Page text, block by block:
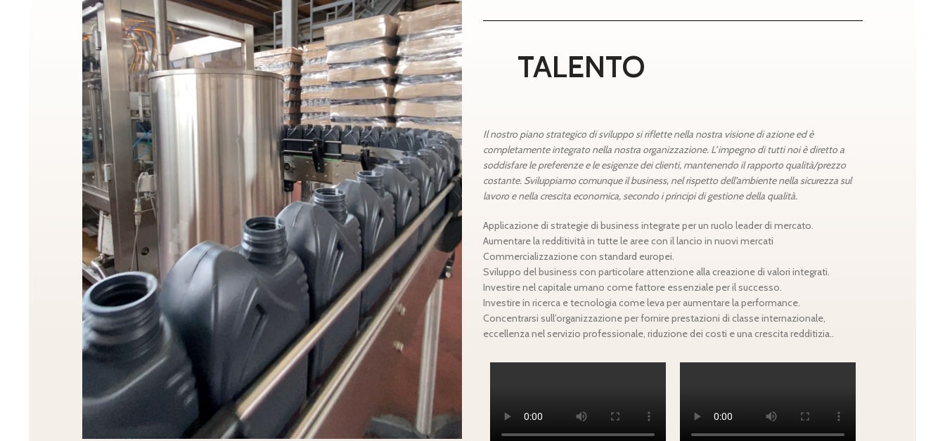
TALENTO
INNOVAZIONE
ENTUSIASMO
SQUADRA
SICUREZZA
Il nostro piano strategico di sviluppo si riflette nella nostra visione di azione ed è
completamente integrato nella nostra organizzazione. L’impegno di tutti noi è diretto a
soddisfare le preferenze e le esigenze dei clienti, mantenendo il rapporto qualità/prezzo
costante. Sviluppiamo comunque il business, nel rispetto dell’ambiente nella sicurezza sul
lavoro e nella crescita economica, secondo i principi di gestione della qualità.
Applicazione di strategie di business integrate per un ruolo leader di mercato.
Aumentare la redditività in tutte le aree con il lancio in nuovi mercati
Commercializzazione con standard europei.
Sviluppo del business con particolare attenzione alla creazione di valori integrati.
Investire nel capitale umano come fattore essenziale per il successo.
Investire in ricerca e tecnologia come leva per aumentare la performance.
Concentrarsi sull’organizzazione per fornire prestazioni di classe internazionale,
eccellenza nel servizio professionale, riduzione dei costi e una crescita redditizia..